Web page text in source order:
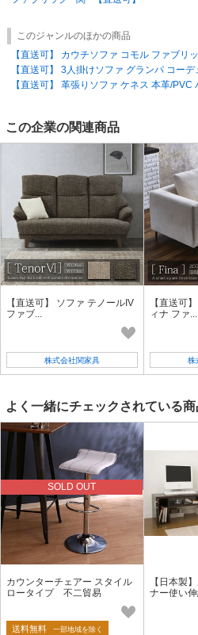
お問い合わせください。
※1件の配送で、商品ごとに組立設置の有
とはできません。組立設置付きでご指示
全てに対して作業費用が発生いたします
絡ください。
ご連絡時、不具合箇所の画像添付をお願
交換させていただく場合は、同時引取交
代品のお届けまでに、不良のあった商
だくようお願いいたします。
商品の確認が済むまでは梱包材をお手元
■返品について
お客様都合による返品は、基本的には対
※イメージと違った・実物とモニター上
このジャンルのほかの商品
【直送可】 カウチソファ コモル ファブリ
【直送可】 3人掛けソファ グランパ コー
【直送可】 革張りソファ ケネス 本革/PVC
この企業の関連商品
【直送可】 ソファ テノールIV
ファブ...
株式会社関家具
【直送可
ィナ ファ...
株
よく一緒にチェックされている商
SOLD OUT
カウンターチェアー スタイル
ロータイプ 不二貿易
送料無料 一部地域を除く
【日本製
ナー使い